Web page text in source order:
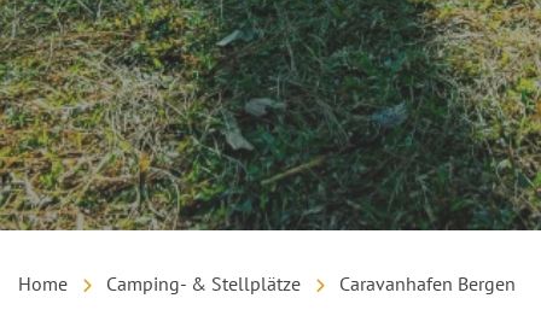
Home Camping- & Stellplätze Caravanhafen Bergen